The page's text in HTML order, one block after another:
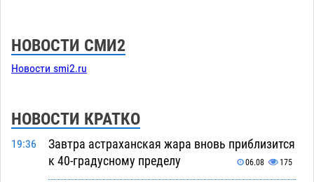
НОВОСТИ СМИ2
Новости smi2.ru
НОВОСТИ КРАТКО
19:36
Завтра астраханская жара вновь приблизится
к 40-градусному пределу
06.08 175